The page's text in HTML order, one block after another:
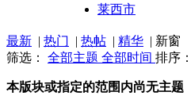
莱西市
最新 | 热门 | 热帖 | 精华 | 新窗
筛选： 全部主题 全部时间 排序：
本版块或指定的范围内尚无主题